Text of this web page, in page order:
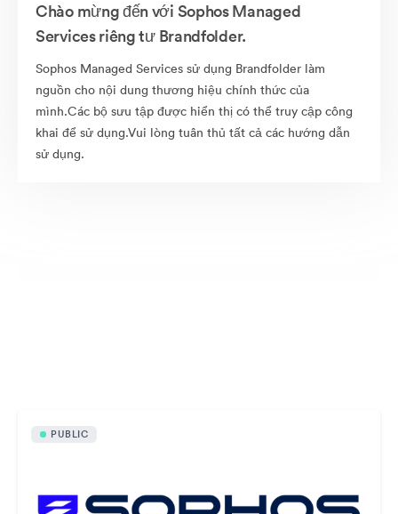
Chào mừng đến với Sophos Managed
Services riêng tư Brandfolder.
Sophos Managed Services sử dụng Brandfolder làm
nguồn cho nội dung thương hiệu chính thức của
mình.Các bộ sưu tập được hiển thị có thể truy cập công
khai để sử dụng.Vui lòng tuân thủ tất cả các hướng dẫn
sử dụng.
PUBLIC